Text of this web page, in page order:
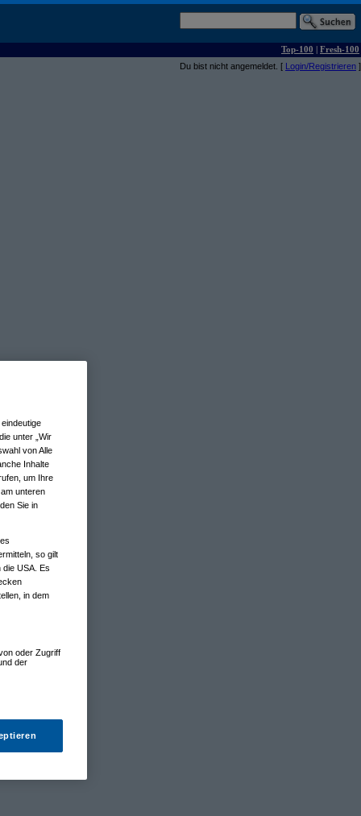
Top-100 | Fresh-100
Du bist nicht angemeldet. [ Login/Registrieren ]
unter „Wir
von Alle
Inhalte
um Ihre
unteren
Sie in
so gilt
die USA. Es
in dem
oder Zugriff
der